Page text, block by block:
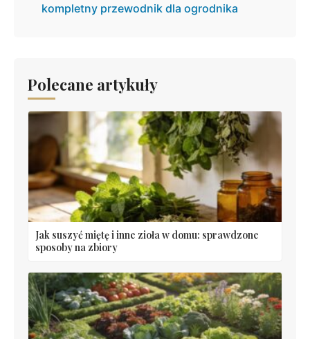
kompletny przewodnik dla ogrodnika
Polecane artykuły
Jak suszyć miętę i inne zioła w domu: sprawdzone
sposoby na zbiory